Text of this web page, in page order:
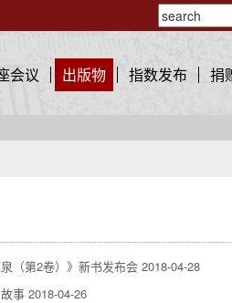
会议 出版物 指数发布 捐
（第2卷）》新书发布会 2018-04-28
事 2018-04-26